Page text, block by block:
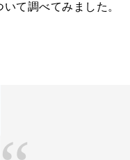
て調べてみました。